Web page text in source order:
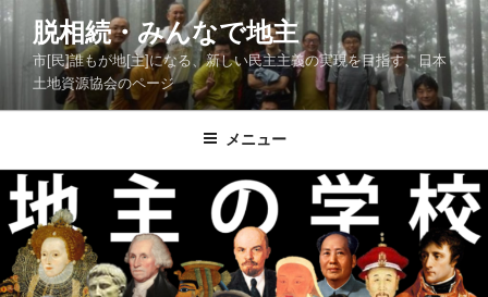
コ
ツ
ス
キ
ッ
脱相続・みんなで地主
市[民]誰もが地[主]になる、新しい民主主義の実現を目指す、日本
土地資源協会のページ
メニュー